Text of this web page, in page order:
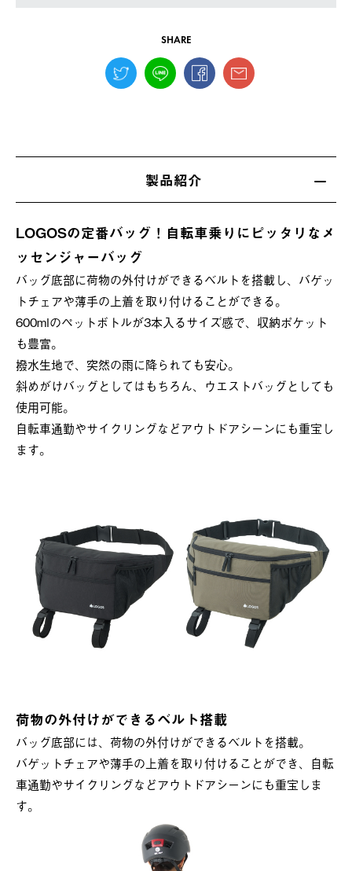
SHARE
製品紹介
LOGOSの定番バッグ！自転車乗りにピッタリなメ
ッセンジャーバッグ
バッグ底部に荷物の外付けができるベルトを搭載し、バゲッ
トチェアや薄手の上着を取り付けることができる。
600mlのペットボトルが3本入るサイズ感で、収納ポケット
も豊富。
撥水生地で、突然の雨に降られても安心。
斜めがけバッグとしてはもちろん、ウエストバッグとしても
使用可能。
自転車通勤やサイクリングなどアウトドアシーンにも重宝し
ます。
荷物の外付けができるベルト搭載
バッグ底部には、荷物の外付けができるベルトを搭載。
バゲットチェアや薄手の上着を取り付けることができ、自転
車通勤やサイクリングなどアウトドアシーンにも重宝しま
す。